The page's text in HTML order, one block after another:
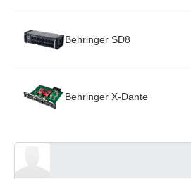
Behringer SD8
Behringer X-Dante